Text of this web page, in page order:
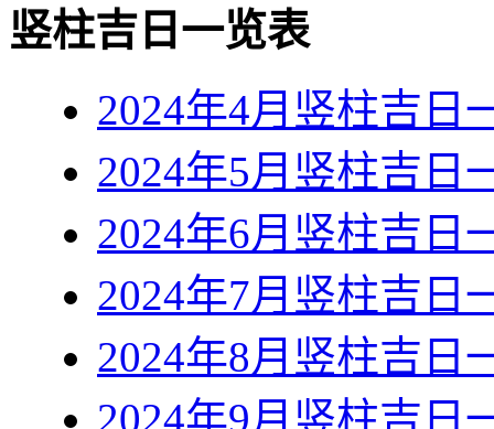
竖柱吉日一览表
2024年4月竖柱吉日
2024年5月竖柱吉日
2024年6月竖柱吉日
2024年7月竖柱吉日
2024年8月竖柱吉日
2024年9月竖柱吉日